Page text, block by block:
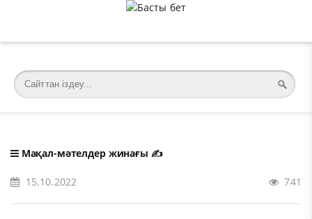
Мақал-мәтелдер жинағы ✍️
15.10.2022 741